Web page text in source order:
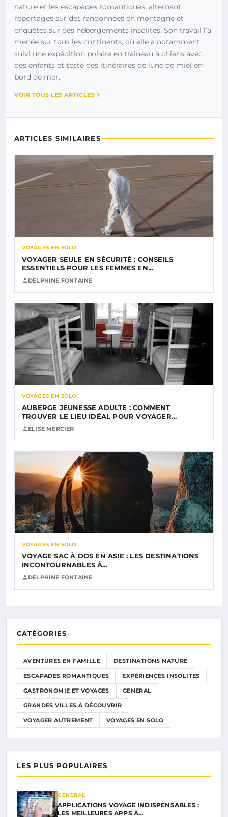
nature et les escapades romantiques, alternant
reportages sur des randonnées en montagne et
enquêtes sur des hébergements insolites. Son travail l’a
menée sur tous les continents, où elle a notamment
suivi une expédition polaire en traîneau à chiens avec
des enfants et testé des itinéraires de lune de miel en
bord de mer.
VOIR TOUS LES ARTICLES
ARTICLES SIMILAIRES
VOYAGES EN SOLO
VOYAGER SEULE EN SÉCURITÉ : CONSEILS
ESSENTIELS POUR LES FEMMES EN…
DELPHINE FONTAINE
VOYAGES EN SOLO
AUBERGE JEUNESSE ADULTE : COMMENT
TROUVER LE LIEU IDÉAL POUR VOYAGER…
ÉLISE MERCIER
VOYAGES EN SOLO
VOYAGE SAC À DOS EN ASIE : LES DESTINATIONS
INCONTOURNABLES À…
DELPHINE FONTAINE
CATÉGORIES
AVENTURES EN FAMILLE DESTINATIONS NATURE
ESCAPADES ROMANTIQUES EXPÉRIENCES INSOLITES
GASTRONOMIE ET VOYAGES GENERAL
GRANDES VILLES À DÉCOUVRIR
VOYAGER AUTREMENT VOYAGES EN SOLO
LES PLUS POPULAIRES
GENERAL
APPLICATIONS VOYAGE INDISPENSABLES :
LES MEILLEURES APPS À…